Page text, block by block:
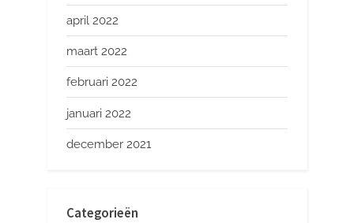
april 2022
maart 2022
februari 2022
januari 2022
december 2021
Categorieën